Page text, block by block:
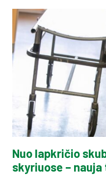
Nuo lapkričio
skyriuose – nauja